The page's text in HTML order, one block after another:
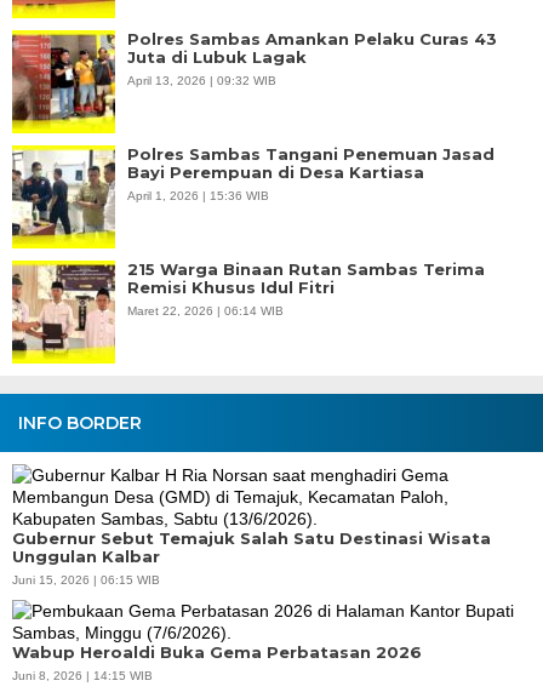
Polres Sambas Amankan Pelaku Curas 43
Juta di Lubuk Lagak
April 13, 2026 | 09:32 WIB
Polres Sambas Tangani Penemuan Jasad
Bayi Perempuan di Desa Kartiasa
April 1, 2026 | 15:36 WIB
215 Warga Binaan Rutan Sambas Terima
Remisi Khusus Idul Fitri
Maret 22, 2026 | 06:14 WIB
INFO BORDER
Gubernur Sebut Temajuk Salah Satu Destinasi Wisata
Unggulan Kalbar
Juni 15, 2026 | 06:15 WIB
Wabup Heroaldi Buka Gema Perbatasan 2026
Juni 8, 2026 | 14:15 WIB